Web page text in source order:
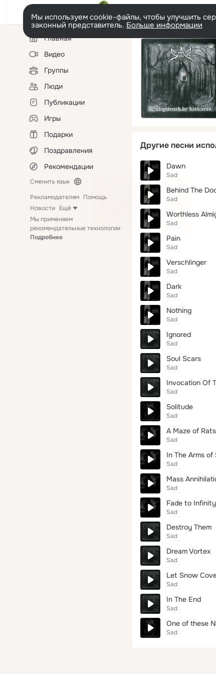
Мы используем cookie-файлы, чтобы улучшить
законный представитель. Больше информации
Левая
колонкаГлавная
Видео
Группы
Люди
Публикации
Игры
Подарки
Поздравления
Рекомендации
Сменить язык
Рекламодателям Помощь
Новости Ещё
Мы применяем
рекомендательные технологии
Подробнее
Другие песни
Dawn
Sad
Behind The
Sad
Worthless
Sad
Pain
Sad
Verschlinger
Sad
Dark
Sad
Nothing
Sad
Ignored
Sad
Soul Scars
Sad
Invocation Of
Sad
Solitude
Sad
A Maze of Rats
Sad
In The Arms of
Sad
Mass
Sad
Fade to Infinity
Sad
Destroy Them
Sad
Dream Vortex
Sad
Let Snow
Sad
In The End
Sad
One of these
Sad